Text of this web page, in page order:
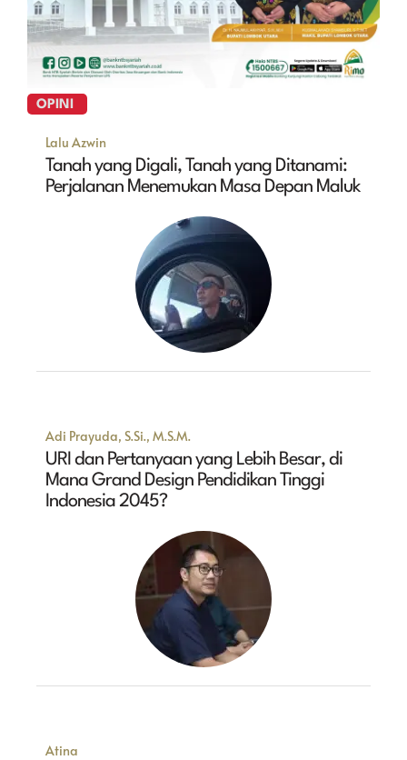
OPINI
Lalu Azwin
Tanah yang Digali, Tanah yang Ditanami:
Perjalanan Menemukan Masa Depan Maluk
Adi Prayuda, S.Si., M.S.M.
URI dan Pertanyaan yang Lebih Besar, di
Mana Grand Design Pendidikan Tinggi
Indonesia 2045?
Atina